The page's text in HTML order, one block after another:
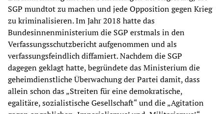
SGP mundtot zu machen und jede Opposition gegen Krieg
zu kriminalisieren. Im Jahr 2018 hatte das
Bundesinnenministerium die SGP erstmals in den
Verfassungsschutzbericht aufgenommen und als
verfassungsfeindlich diffamiert. Nachdem die SGP
dagegen geklagt hatte, begründete das Ministerium die
geheimdienstliche Überwachung der Partei damit, dass
allein schon das „Streiten für eine demokratische,
egalitäre, sozialistische Gesellschaft“ und die „Agitation